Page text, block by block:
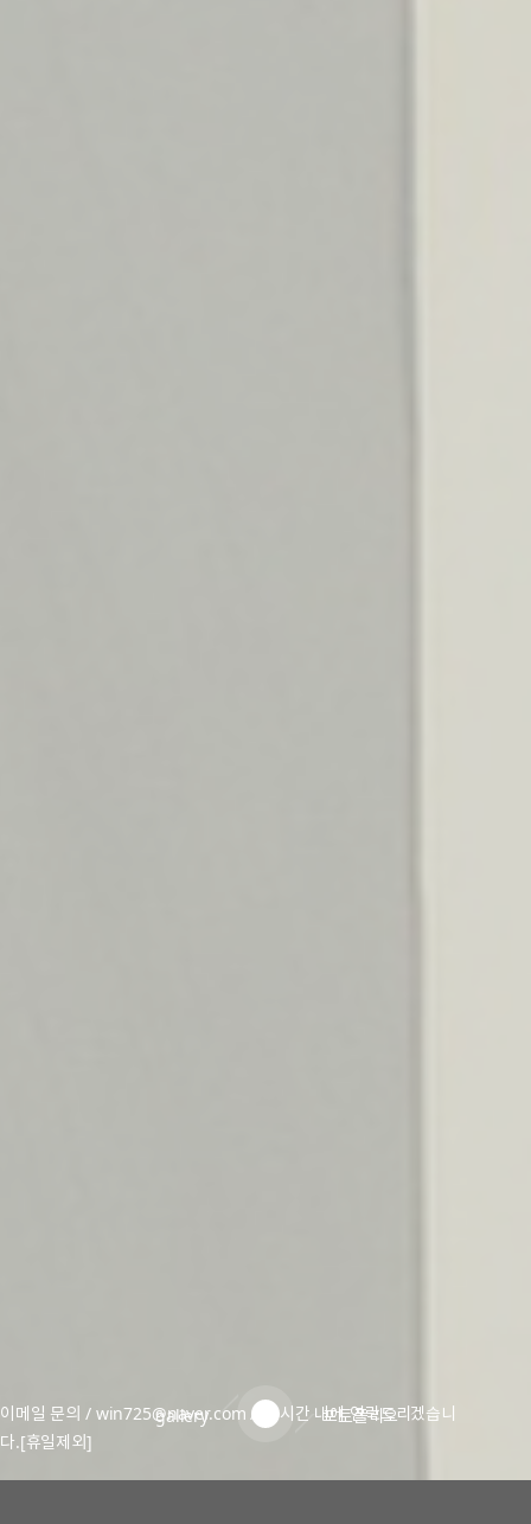
gallery 포토폴리오
이메일 문의 / win725@naver.com / 24시간 내에 연락드리겠습니
다.[휴일제외]